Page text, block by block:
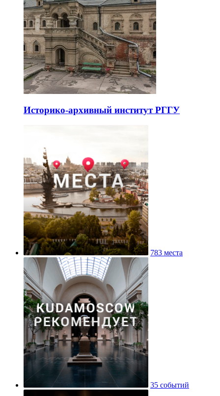
Историко-архивный институт РГГУ
783 места
35 событий